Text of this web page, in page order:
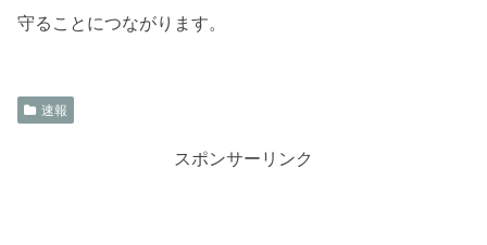
守ることにつながります。
速報
スポンサーリンク